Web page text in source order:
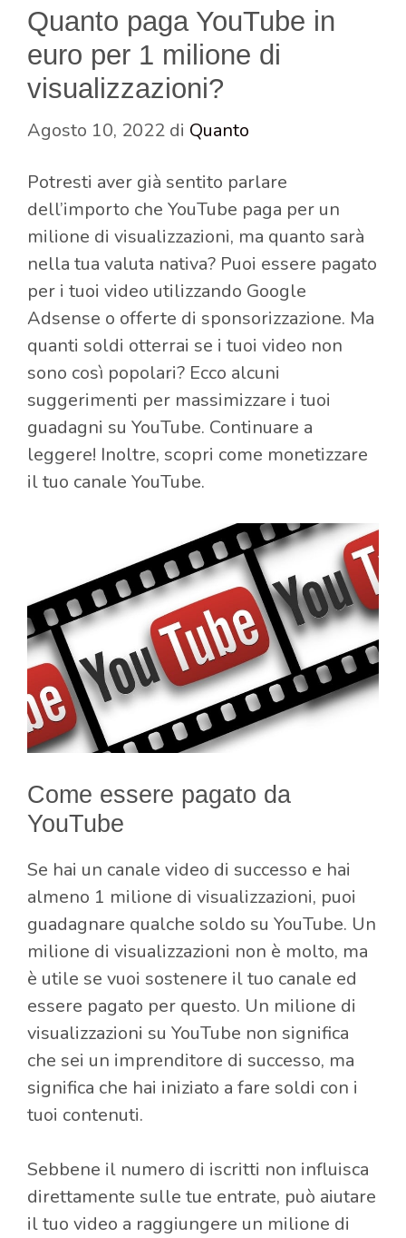
Quanto paga YouTube in
euro per 1 milione di
visualizzazioni?
Agosto 10, 2022 di Quanto
Potresti aver già sentito parlare
dell’importo che YouTube paga per un
milione di visualizzazioni, ma quanto sarà
nella tua valuta nativa? Puoi essere pagato
per i tuoi video utilizzando Google
Adsense o offerte di sponsorizzazione. Ma
quanti soldi otterrai se i tuoi video non
sono così popolari? Ecco alcuni
suggerimenti per massimizzare i tuoi
guadagni su YouTube. Continuare a
leggere! Inoltre, scopri come monetizzare
il tuo canale YouTube.
Come essere pagato da
YouTube
Se hai un canale video di successo e hai
almeno 1 milione di visualizzazioni, puoi
guadagnare qualche soldo su YouTube. Un
milione di visualizzazioni non è molto, ma
è utile se vuoi sostenere il tuo canale ed
essere pagato per questo. Un milione di
visualizzazioni su YouTube non significa
che sei un imprenditore di successo, ma
significa che hai iniziato a fare soldi con i
tuoi contenuti.
Sebbene il numero di iscritti non influisca
direttamente sulle tue entrate, può aiutare
il tuo video a raggiungere un milione di